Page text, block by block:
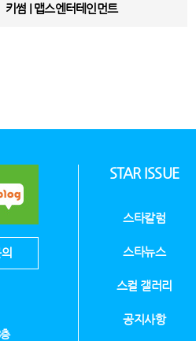
키썸 | 맵스엔터테인먼트
STAR ISSUE
스타칼럼
스타뉴스
스컬 갤러리
공지사항